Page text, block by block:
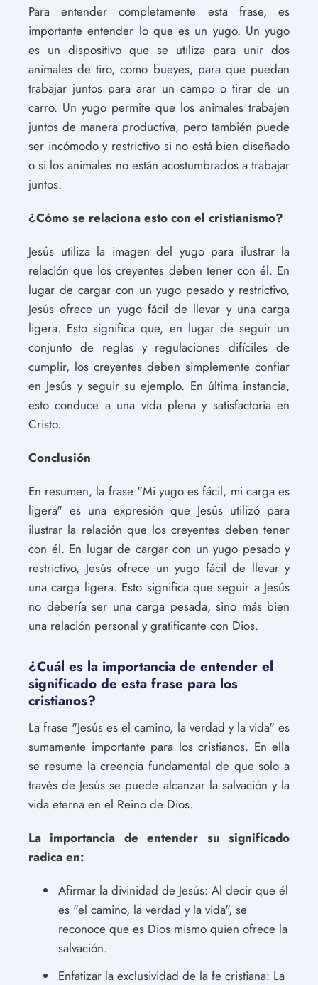
Para entender completamente esta frase, es
importante entender lo que es un yugo. Un yugo
es un dispositivo que se utiliza para unir dos
animales de tiro, como bueyes, para que puedan
trabajar juntos para arar un campo o tirar de un
carro. Un yugo permite que los animales trabajen
juntos de manera productiva, pero también puede
ser incómodo y restrictivo si no está bien diseñado
o si los animales no están acostumbrados a trabajar
juntos.
¿Cómo se relaciona esto con el cristianismo?
Jesús utiliza la imagen del yugo para ilustrar la
relación que los creyentes deben tener con él. En
lugar de cargar con un yugo pesado y restrictivo,
Jesús ofrece un yugo fácil de llevar y una carga
ligera. Esto significa que, en lugar de seguir un
conjunto de reglas y regulaciones difíciles de
cumplir, los creyentes deben simplemente confiar
en Jesús y seguir su ejemplo. En última instancia,
esto conduce a una vida plena y satisfactoria en
Cristo.
Conclusión
En resumen, la frase "Mi yugo es fácil, mi carga es
ligera" es una expresión que Jesús utilizó para
ilustrar la relación que los creyentes deben tener
con él. En lugar de cargar con un yugo pesado y
restrictivo, Jesús ofrece un yugo fácil de llevar y
una carga ligera. Esto significa que seguir a Jesús
no debería ser una carga pesada, sino más bien
una relación personal y gratificante con Dios.
¿Cuál es la importancia de entender el
significado de esta frase para los
cristianos?
La frase "Jesús es el camino, la verdad y la vida" es
sumamente importante para los cristianos. En ella
se resume la creencia fundamental de que solo a
través de Jesús se puede alcanzar la salvación y la
vida eterna en el Reino de Dios.
La importancia de entender su significado
radica en:
Afirmar la divinidad de Jesús: Al decir que él
es "el camino, la verdad y la vida", se
reconoce que es Dios mismo quien ofrece la
salvación.
Enfatizar la exclusividad de la fe cristiana: La